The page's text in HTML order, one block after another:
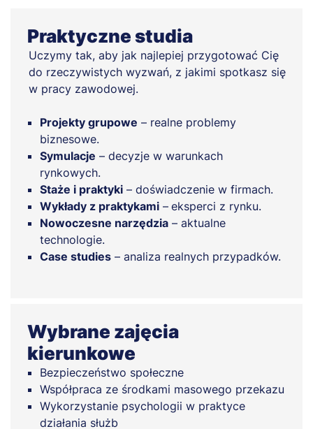
Praktyczne studia
Uczymy tak, aby jak najlepiej przygotować Cię
do rzeczywistych wyzwań, z jakimi spotkasz się
w pracy zawodowej.
Projekty grupowe – realne problemy
biznesowe.
Symulacje – decyzje w warunkach
rynkowych.
Staże i praktyki – doświadczenie w firmach.
Wykłady z praktykami – eksperci z rynku.
Nowoczesne narzędzia – aktualne
technologie.
Case studies – analiza realnych przypadków.
Wybrane zajęcia
kierunkowe
Bezpieczeństwo społeczne
Współpraca ze środkami masowego przekazu
Wykorzystanie psychologii w praktyce
działania służb